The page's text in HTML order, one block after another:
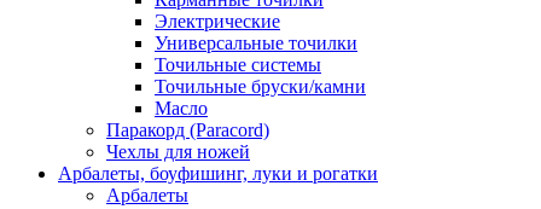
Электрические
Универсальные точилки
Точильные системы
Точильные бруски/камни
Масло
Паракорд (Paracord)
Чехлы для ножей
Арбалеты, боуфишинг, луки и рогатки
Арбалеты